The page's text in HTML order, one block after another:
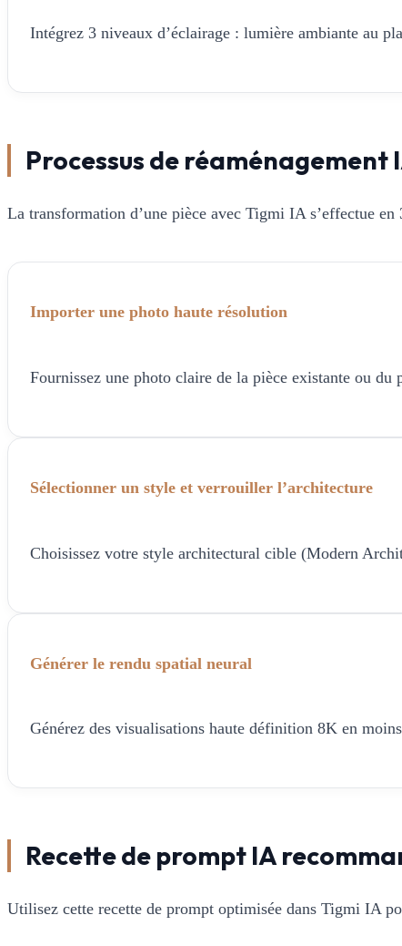
Intégrez 3 niveaux d’éclairage : lumière ambiante au
Processus de
La transformation d’une pièce avec Tigmi IA s’effectue en
Importer une photo haute résolution
Fournissez une photo claire de la pièce existante ou du
Sélectionner un style et verrouiller l’architecture
Choisissez votre style architectural cible (Modern
Générer le rendu spatial neural
Générez des visualisations haute définition 8K en
Recette de prompt IA
Utilisez cette recette de prompt optimisée dans Tigmi IA